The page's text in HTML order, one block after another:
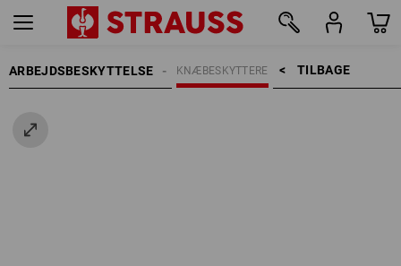
ARBEJDSBESKYTTELSE TILBAGE    >
KNÆBESKYTTERE